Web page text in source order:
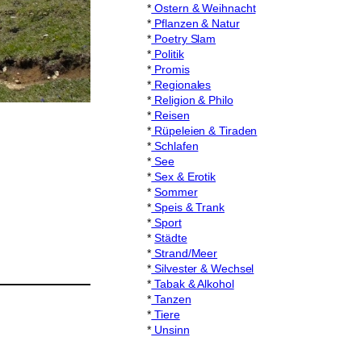
* Ostern & Weihnacht
* Pflanzen & Natur
* Poetry Slam
* Politik
* Promis
* Regionales
* Religion & Philo
* Reisen
* Rüpeleien & Tiraden
* Schlafen
* See
* Sex & Erotik
*Sommer
* Speis & Trank
* Sport
*Städte
* Strand/Meer
* Silvester & Wechsel
* Tabak & Alkohol
* Tanzen
* Tiere
* Unsinn